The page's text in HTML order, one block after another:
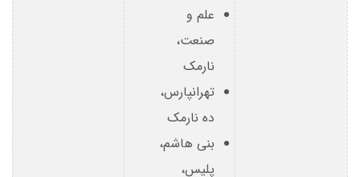
علم و
صنعت،
نارمک
تهرانپارس،
ده نارمک
بنی هاشم،
پلیس،